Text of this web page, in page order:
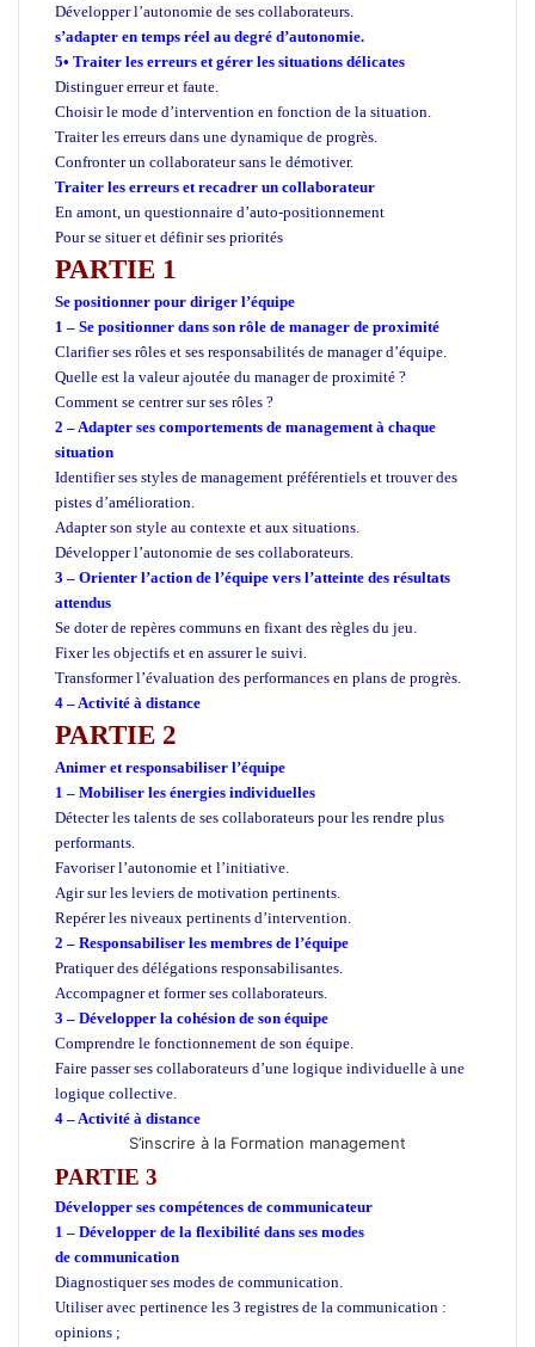
Développer l’autonomie de ses collaborateurs.
s’adapter en temps réel au degré d’autonomie.
5• Traiter les erreurs et gérer les situations délicates
Distinguer erreur et faute.
Choisir le mode d’intervention en fonction de la situation.
Traiter les erreurs dans une dynamique de progrès.
Confronter un collaborateur sans le démotiver.
Traiter les erreurs et recadrer un collaborateur
En amont, un questionnaire d’auto-positionnement
Pour se situer et définir ses priorités
PARTIE 1
Se positionner pour diriger l’équipe
1 – Se positionner dans son rôle de manager de proximité
Clarifier ses rôles et ses responsabilités de manager d’équipe.
Quelle est la valeur ajoutée du manager de proximité ?
Comment se centrer sur ses rôles ?
2 – Adapter ses comportements de management à chaque
situation
Identifier ses styles de management préférentiels et trouver des
pistes d’amélioration.
Adapter son style au contexte et aux situations.
Développer l’autonomie de ses collaborateurs.
3 – Orienter l’action de l’équipe vers l’atteinte des résultats
attendus
Se doter de repères communs en fixant des règles du jeu.
Fixer les objectifs et en assurer le suivi.
Transformer l’évaluation des performances en plans de progrès.
4 – Activité à distance
PARTIE 2
Animer et responsabiliser l’équipe
1 – Mobiliser les énergies individuelles
Détecter les talents de ses collaborateurs pour les rendre plus
performants.
Favoriser l’autonomie et l’initiative.
Agir sur les leviers de motivation pertinents.
Repérer les niveaux pertinents d’intervention.
2 – Responsabiliser les membres de l’équipe
Pratiquer des délégations responsabilisantes.
Accompagner et former ses collaborateurs.
3 – Développer la cohésion de son équipe
Comprendre le fonctionnement de son équipe.
Faire passer ses collaborateurs d’une logique individuelle à une
logique collective.
4 – Activité à distance
S’inscrire à la Formation management
PARTIE 3
Développer ses compétences de communicateur
1 – Développer de la flexibilité dans ses modes
de communication
Diagnostiquer ses modes de communication.
Utiliser avec pertinence les 3 registres de la communication :
opinions ;